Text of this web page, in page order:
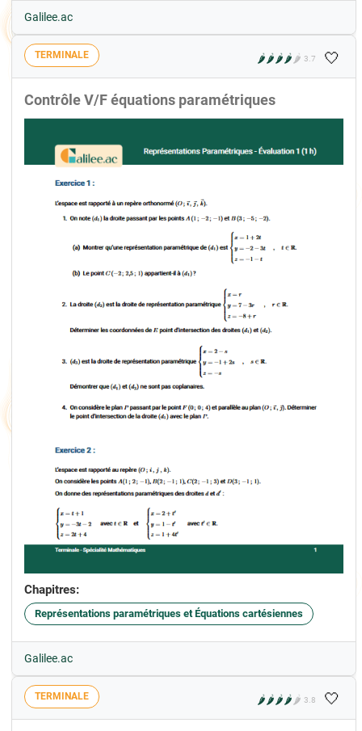
Galilee.ac
TERMINALE 🌶️🌶️🌶️🌶️🌶️ 3.7 🤍
Contrôle V/F équations paramétriques
Chapitres:
Représentations paramétriques et Équations cartésiennes
Galilee.ac
TERMINALE 🌶️🌶️🌶️🌶️ 🌶️ 3.8 🤍